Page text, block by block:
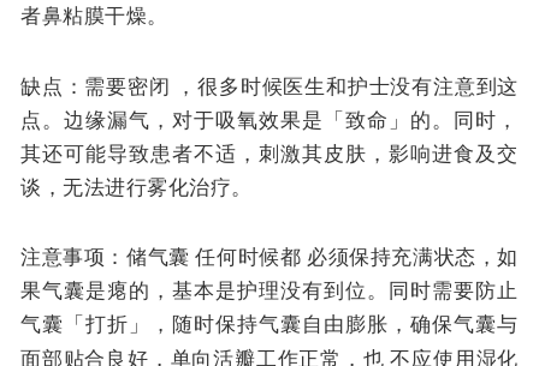
者鼻粘膜干燥。
缺点：需要密闭 ，很多时候医生和护士没有注意到这
点。边缘漏气，对于吸氧效果是「致命」的。同时，
其还可能导致患者不适，刺激其皮肤，影响进食及交
谈，无法进行雾化治疗。
注意事项：储气囊任何时候都 必须保持充满状态，如
果气囊是瘪的，基本是护理没有到位。同时需要防止
气囊「打折」，随时保持气囊自由膨胀，确保气囊与
面部贴合良好，单向活瓣工作正常，也不应使用湿化